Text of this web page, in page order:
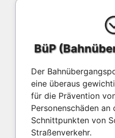
BüP
Der
eine überaus
für die Prävention
Personenschäden an
Schnittpunkten von
Straßenverkehr.